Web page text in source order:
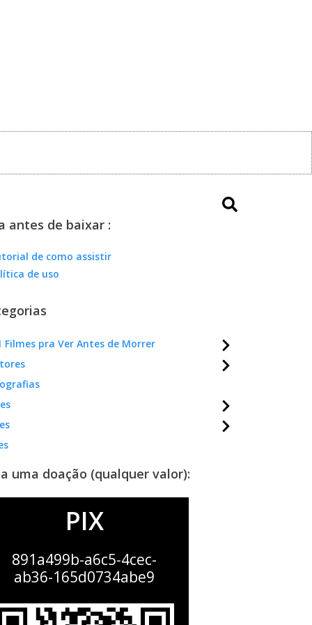
antes de baixar :
de como assistir
de uso
Filmes pra Ver Antes de Morrer
uma doação (qualquer valor):
PIX
891a499b-a6c5-4cec-
ab36-165d0734abe9